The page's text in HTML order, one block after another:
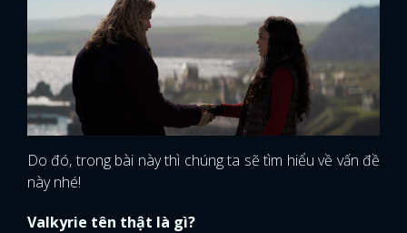
Do đó, trong bài này thì chúng ta sẽ tìm hiểu về vấn đề
này nhé!
Valkyrie tên thật là gì?